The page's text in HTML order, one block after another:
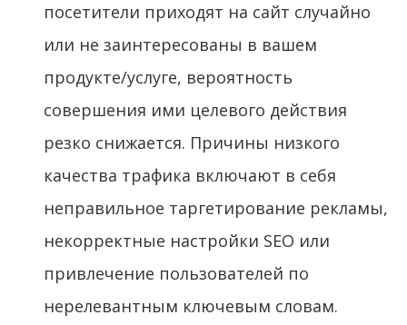
посетители приходят на сайт случайно
или не заинтересованы в вашем
продукте/услуге, вероятность
совершения ими целевого действия
резко снижается. Причины низкого
качества трафика включают в себя
неправильное таргетирование рекламы,
некорректные настройки SEO или
привлечение пользователей по
нерелевантным ключевым словам.